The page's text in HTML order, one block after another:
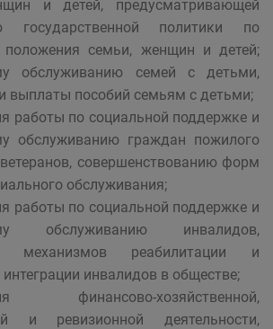
и детей, предусматривающей
государственной политики по
семьи, женщин и детей;
обслуживанию семей с детьми,
выплаты пособий семьям с детьми;
работы по социальной поддержке и
обслуживанию граждан пожилого
совершенствованию форм
обслуживания;
работы по социальной поддержке и
обслуживанию инвалидов,
механизмов реабилитации и
инвалидов в обществе;
финансово-хозяйственной,
и ревизионной деятельности,